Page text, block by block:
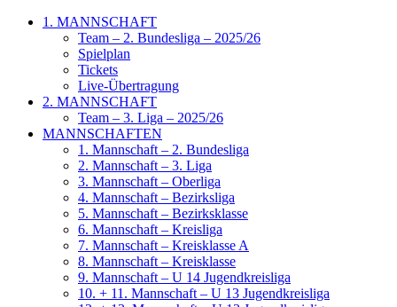
1. MANNSCHAFT
Team – 2. Bundesliga – 2025/26
Spielplan
Tickets
Live-Übertragung
2. MANNSCHAFT
Team – 3. Liga – 2025/26
MANNSCHAFTEN
1. Mannschaft – 2. Bundesliga
2. Mannschaft – 3. Liga
3. Mannschaft – Oberliga
4. Mannschaft – Bezirksliga
5. Mannschaft – Bezirksklasse
6. Mannschaft – Kreisliga
7. Mannschaft – Kreisklasse A
8. Mannschaft – Kreisklasse
9. Mannschaft – U 14 Jugendkreisliga
10. + 11. Mannschaft – U 13 Jugendkreisliga